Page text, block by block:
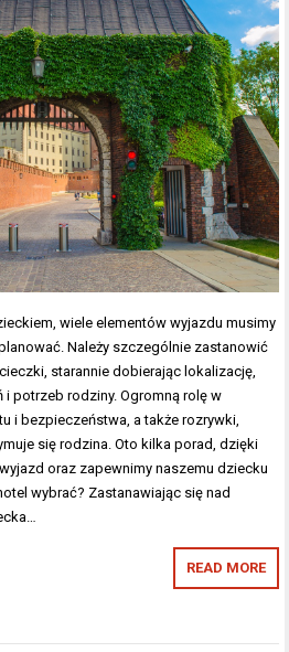
wiele elementów wyjazdu musimy
Należy szczególnie zastanowić
starannie dobierając lokalizację,
potrzeb rodziny. Ogromną rolę w
i bezpieczeństwa, a także rozrywki,
się rodzina. Oto kilka porad, dzięki
oraz zapewnimy naszemu dziecku
wybrać? Zastanawiając się nad
READ MORE